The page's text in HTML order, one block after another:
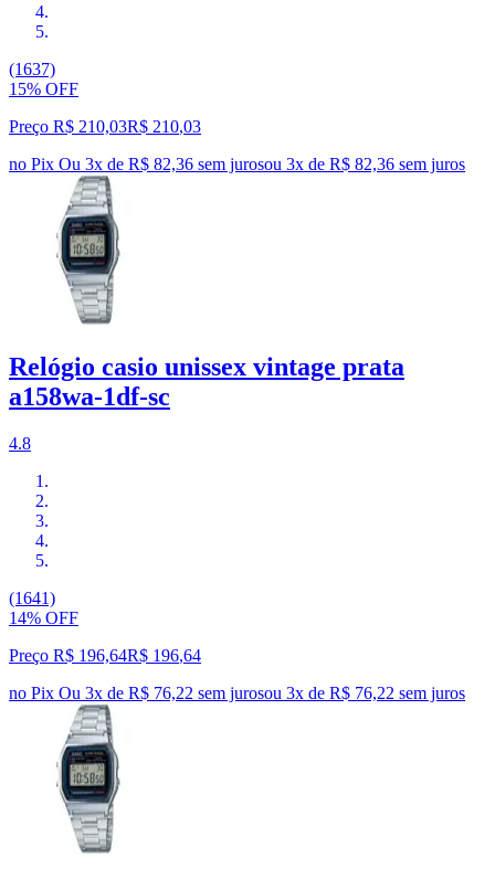
(1637)
15% OFF
Preço R$ 210,03R$ 210,03
no Pix Ou 3x de R$ 82,36 sem jurosou 3x de R$ 82,36 sem juros
Relógio casio unissex vintage prata
a158wa-1df-sc
4.8
(1641)
14% OFF
Preço R$ 196,64R$ 196,64
no Pix Ou 3x de R$ 76,22 sem jurosou 3x de R$ 76,22 sem juros